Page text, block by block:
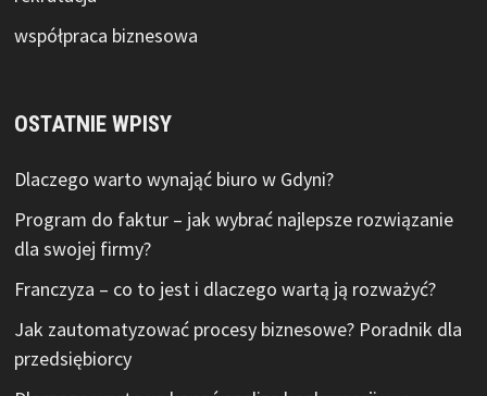
współpraca biznesowa
OSTATNIE WPISY
Dlaczego warto wynająć biuro w Gdyni?
Program do faktur – jak wybrać najlepsze rozwiązanie
dla swojej firmy?
Franczyza – co to jest i dlaczego wartą ją rozważyć?
Jak zautomatyzować procesy biznesowe? Poradnik dla
przedsiębiorcy